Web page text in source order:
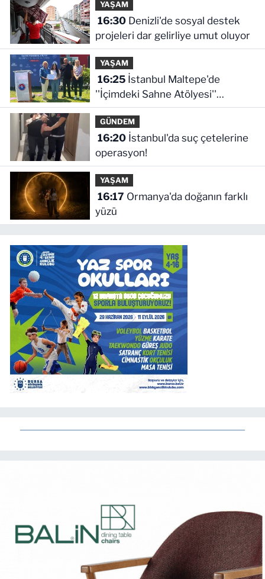
YAŞAM
16:30Denizli'de sosyal destek
projeleri dar gelirliye umut oluyor
YAŞAM
16:25İstanbul Maltepe'de
''İçimdeki Sahne Atölyesi''
katılımcıları belgelerini aldı
GÜNDEM
16:20İstanbul'da suç çetelerine
operasyon!
YAŞAM
16:17
yüzü